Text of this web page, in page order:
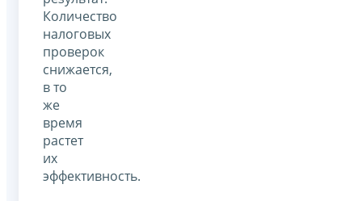
Количество
налоговых
проверок
снижается,
в то
же
время
растет
их
эффективность.